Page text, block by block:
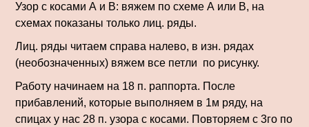
Узор с косами А и В: вяжем по схеме А или В, на
схемах показаны только лиц. ряды.
Лиц. ряды читаем справа налево, в изн. рядах
(необозначенных) вя­жем все петли по рисунку.
Работу начинаем на 18 п. раппорта. После
прибавлений, которые выполняем в 1м ряду, на
спицах у нас 28 п. узора с косами. Повторяем с 3го по